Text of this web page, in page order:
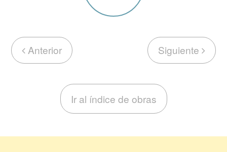
Anterior Siguiente
Ir al índice de obras